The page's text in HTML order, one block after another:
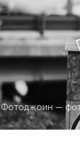
Фотоджоин —